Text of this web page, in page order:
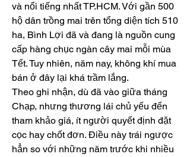
và nổi tiếng nhất TP.HCM. Với gần 500
hộ dân trồng mai trên tổng diện tích 510
ha, Bình Lợi đã và đang là nguồn cung
cấp hàng chục ngàn cây mai mỗi mùa
Tết. Tuy nhiên, năm nay, không khí mua
bán ở đây lại khá trầm lắng.
Theo ghi nhận, dù đã vào giữa tháng
Chạp, nhưng thương lái chủ yếu đến
tham khảo giá, ít người quyết định đặt
cọc hay chốt đơn. Điều này trái ngược
hẳn so với những năm trước khi nhiều